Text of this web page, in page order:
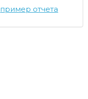
пример отчета